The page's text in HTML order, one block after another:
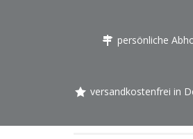
persönliche
versandkostenfrei in